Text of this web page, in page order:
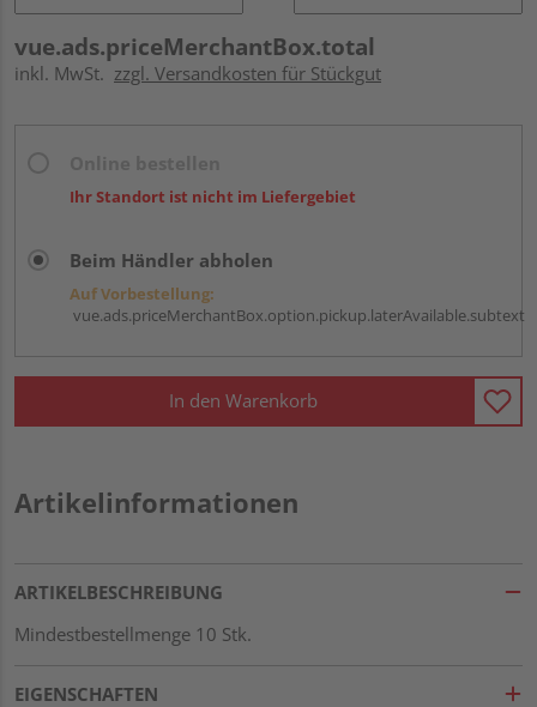
vue.ads.priceMerchantBox.total
inkl. MwSt. zzgl. Versandkosten für Stückgut
Ihr Standort ist nicht im Liefergebiet
Beim Händler abholen
Auf Vorbestellung:
vue.ads.priceMerchantBox.option.pickup.laterAvailable.subtext
In den Warenkorb
Artikelinformationen
ARTIKELBESCHREIBUNG
Mindestbestellmenge 10 Stk.
EIGENSCHAFTEN